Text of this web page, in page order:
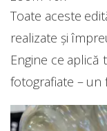
Toate aceste
realizate și
Engine ce
fotografiate –